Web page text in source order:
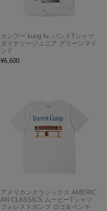
カンフー kung fu. バンドTシャツ
ダイナソージュニア グリーンマイ
ンド
¥6,600
アメリカンクラシックス AMERIC
AN CLASSICS ムービーTシャツ
フォレストガンプ ロゴ＆ベンチ